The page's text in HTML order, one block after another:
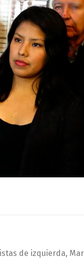
de izquierda,